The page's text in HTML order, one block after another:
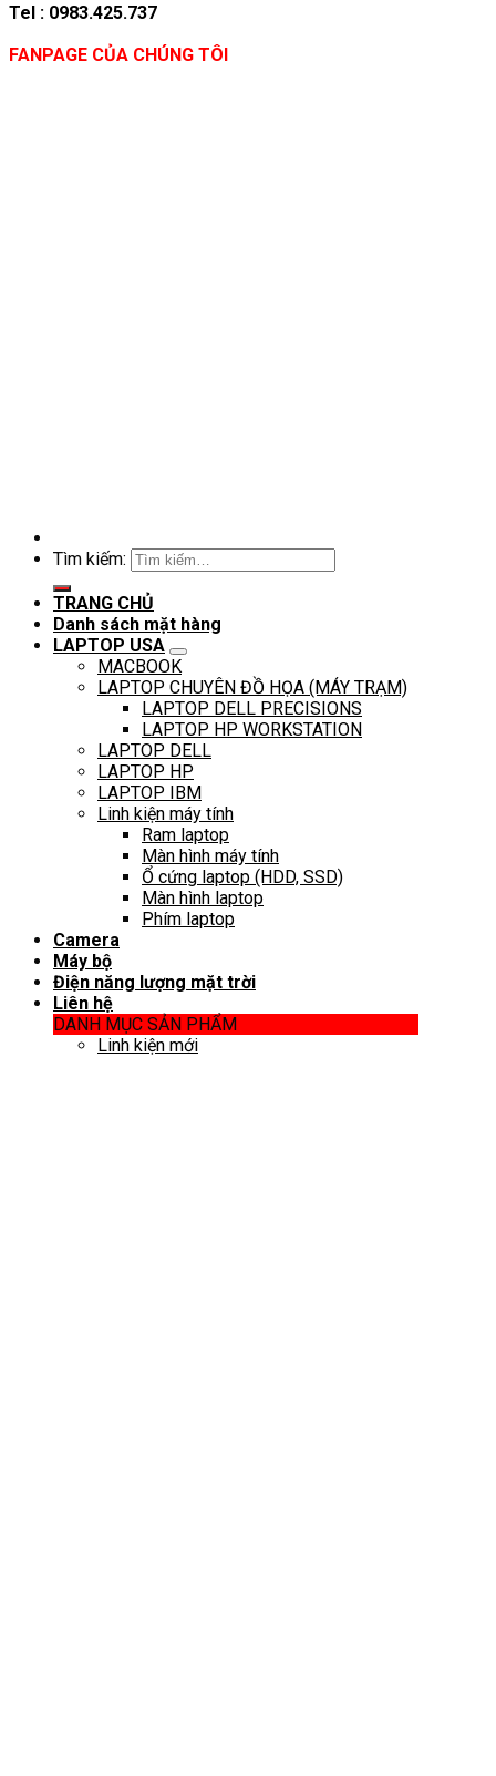
Tel : 0983.425.737
FANPAGE CỦA CHÚNG TÔI
Tìm kiếm:
TRANG CHỦ
Danh sách mặt hàng
LAPTOP USA
MACBOOK
LAPTOP CHUYÊN ĐỒ HỌA (MÁY TRẠM)
LAPTOP DELL PRECISIONS
LAPTOP HP WORKSTATION
LAPTOP DELL
LAPTOP HP
LAPTOP IBM
Linh kiện máy tính
Ram laptop
Màn hình máy tính
Ổ cứng laptop (HDD, SSD)
Màn hình laptop
Phím laptop
Camera
Máy bộ
Điện năng lượng mặt trời
Liên hệ
DANH MỤC SẢN PHẨM
Linh kiện mới